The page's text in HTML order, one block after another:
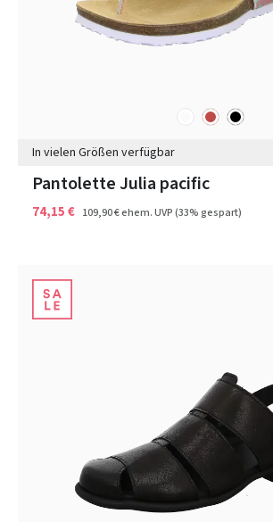
sonstige
rot schwarz
In vielen Größen verfügbar
Pantolette Julia pacific
74,15 € 109,90 €ehem. UVP(33% gespart)